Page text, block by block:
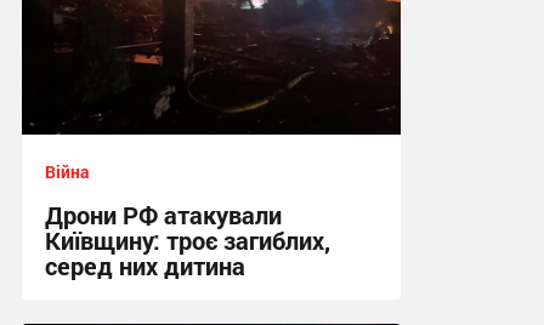
Війна
Дрони РФ атакували
Київщину: троє загиблих,
серед них дитина